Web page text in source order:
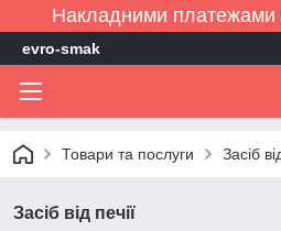
Накладними платежами
evro-smak
Товари та послуги Засіб
Засіб від печії